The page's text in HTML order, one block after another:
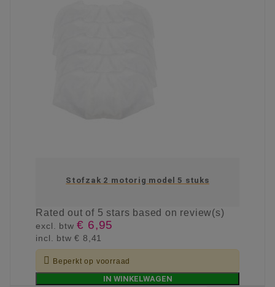
Stofzak 2 motorig model 5 stuks
Ratedout of 5 stars based on review(s)
excl. btw€ 6,95
incl. btw€ 8,41
 Beperkt op voorraad
IN WINKELWAGEN